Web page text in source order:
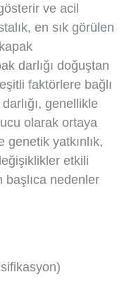
ve acil
en sık görülen
darlığı doğuştan
faktörlere bağlı
genellikle
olarak ortaya
genetik yatkınlık,
etkili
başlıca nedenler